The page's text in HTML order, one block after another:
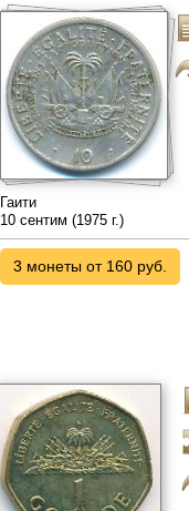
Гаити
10 сентим (1975 г.)
3 монеты от 160 руб.